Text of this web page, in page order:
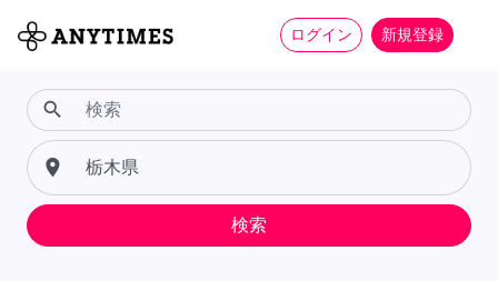
ログイン 新規登録
search
place
検索